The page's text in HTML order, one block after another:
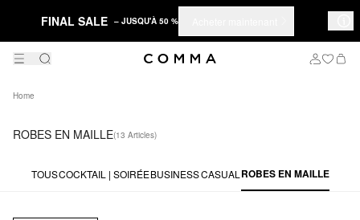
FINAL SALE – JUSQU'À 50 %
Home
ROBES EN MAILLE(13 Articles)
TOUSCOCKTAIL | SOIRÉEBUSINESSCASUAL ROBES EN MAILLE